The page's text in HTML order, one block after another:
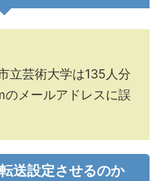
立芸術大学は135人分
メールアドレスに誤
送設定させるのか